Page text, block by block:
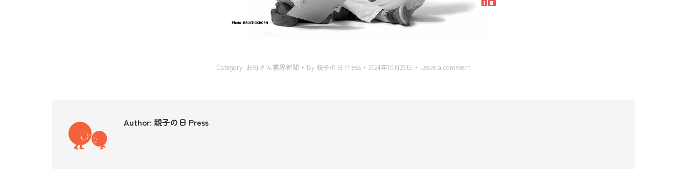
Category: お母さん業界新聞 By 親子の日 Press 2024年10月23日 Leave a comment
Author: 親子の日 Press